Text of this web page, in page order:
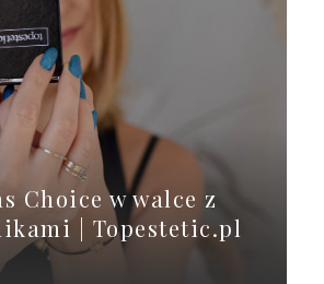
Choice w walce z
| Topestetic.pl